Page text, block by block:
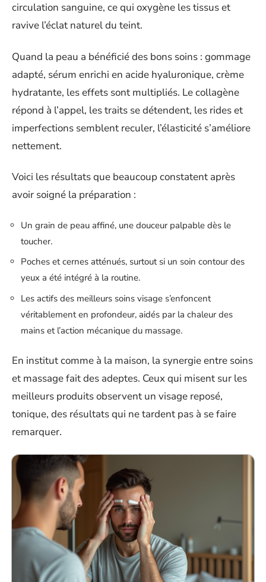
circulation sanguine, ce qui oxygène les tissus et
ravive l’éclat naturel du teint.
Quand la peau a bénéficié des bons soins : gommage
adapté, sérum enrichi en acide hyaluronique, crème
hydratante, les effets sont multipliés. Le collagène
répond à l’appel, les traits se détendent, les rides et
imperfections semblent reculer, l’élasticité s’améliore
nettement.
Voici les résultats que beaucoup constatent après
avoir soigné la préparation :
Un grain de peau affiné, une douceur palpable dès le
toucher.
Poches et cernes atténués, surtout si un soin contour des
yeux a été intégré à la routine.
Les actifs des meilleurs soins visage s’enfoncent
véritablement en profondeur, aidés par la chaleur des
mains et l’action mécanique du massage.
En institut comme à la maison, la synergie entre soins
et massage fait des adeptes. Ceux qui misent sur les
meilleurs produits observent un visage reposé,
tonique, des résultats qui ne tardent pas à se faire
remarquer.